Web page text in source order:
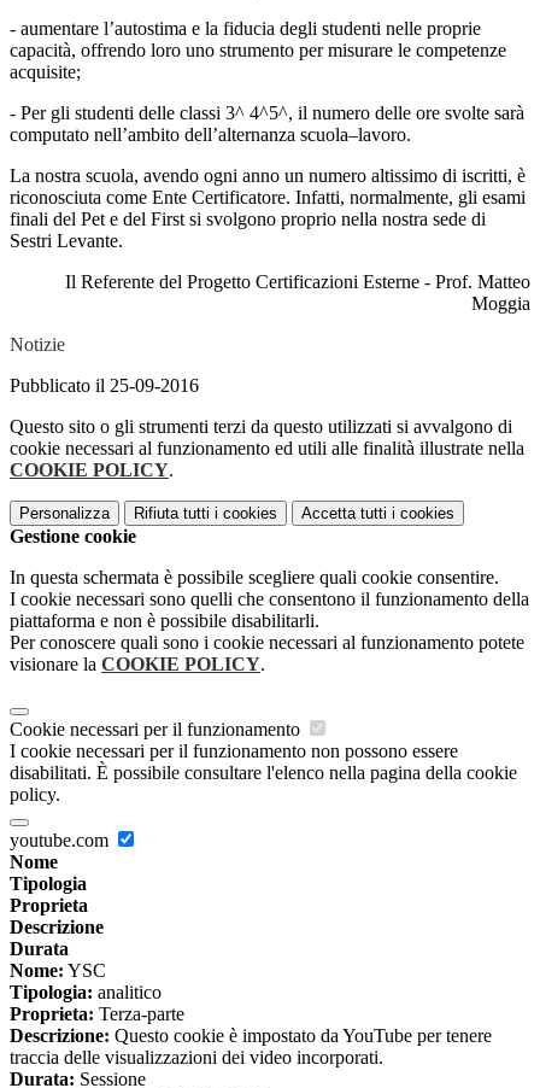
- aumentare l’autostima e la fiducia degli studenti nelle proprie
capacità, offrendo loro uno strumento per misurare le competenze
acquisite;
- Per gli studenti delle classi 3^ 4^5^, il numero delle ore svolte sarà
computato nell’ambito dell’alternanza scuola–lavoro.
La nostra scuola, avendo ogni anno un numero altissimo di iscritti, è
riconosciuta come Ente Certificatore. Infatti, normalmente, gli esami
finali del Pet e del First si svolgono proprio nella nostra sede di
Sestri Levante.
Il Referente del Progetto Certificazioni Esterne - Prof. Matteo
Moggia
Notizie
Pubblicato il 25-09-2016
Questo sito o gli strumenti terzi da questo utilizzati si avvalgono di
cookie necessari al funzionamento ed utili alle finalità illustrate nella
COOKIE POLICY.
Personalizza Rifiuta tutti i cookies Accetta tutti i cookies
Gestione cookie
In questa schermata è possibile scegliere quali cookie consentire.
I cookie necessari sono quelli che consentono il funzionamento della
piattaforma e non è possibile disabilitarli.
Per conoscere quali sono i cookie necessari al funzionamento potete
visionare la COOKIE POLICY.
Cookie necessari per il funzionamento
I cookie necessari per il funzionamento non possono essere
disabilitati. È possibile consultare l'elenco nella pagina della cookie
policy.
youtube.com
Nome
Tipologia
Proprieta
Descrizione
Durata
Nome: YSC
Tipologia: analitico
Proprieta: Terza-parte
Descrizione: Questo cookie è impostato da YouTube per tenere
traccia delle visualizzazioni dei video incorporati.
Durata: Sessione